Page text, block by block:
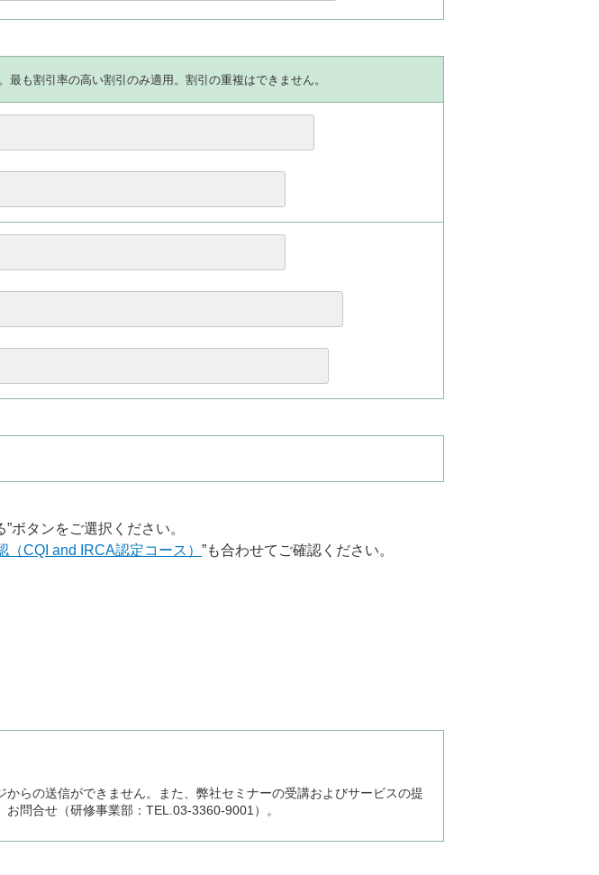
も割引率の高い割引のみ適用。割引の重複はできません。
ボタンをご選択ください。
CQI and IRCA認定コース） ”も合わせてご確認ください。
からの送信ができません。また、弊社セミナーの受講およびサービスの提
問合せ（研修事業部：TEL.03-3360-9001）。